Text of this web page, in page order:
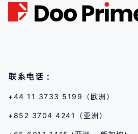
联系电话：
+44 11 3733 5199（欧洲）
+852 3704 4241（亚洲）